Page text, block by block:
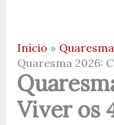
Início
Quaresma
Quaresma 2026:
Viver os